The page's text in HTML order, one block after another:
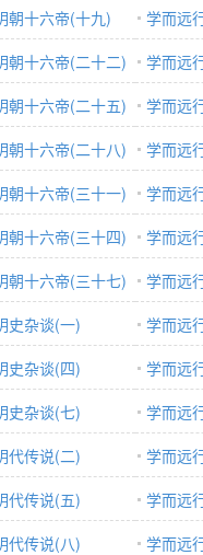
朝十六帝(十九)
学而远
朝十六帝(二十二)
学而远
朝十六帝(二十五)
学而远
朝十六帝(二十八)
学而远
朝十六帝(三十一)
学而远
朝十六帝(三十四)
学而远
朝十六帝(三十七)
学而远
史杂谈(一)
学而远
史杂谈(四)
学而远
史杂谈(七)
学而远
代传说(二)
学而远
代传说(五)
学而远
代传说(八)
学而远